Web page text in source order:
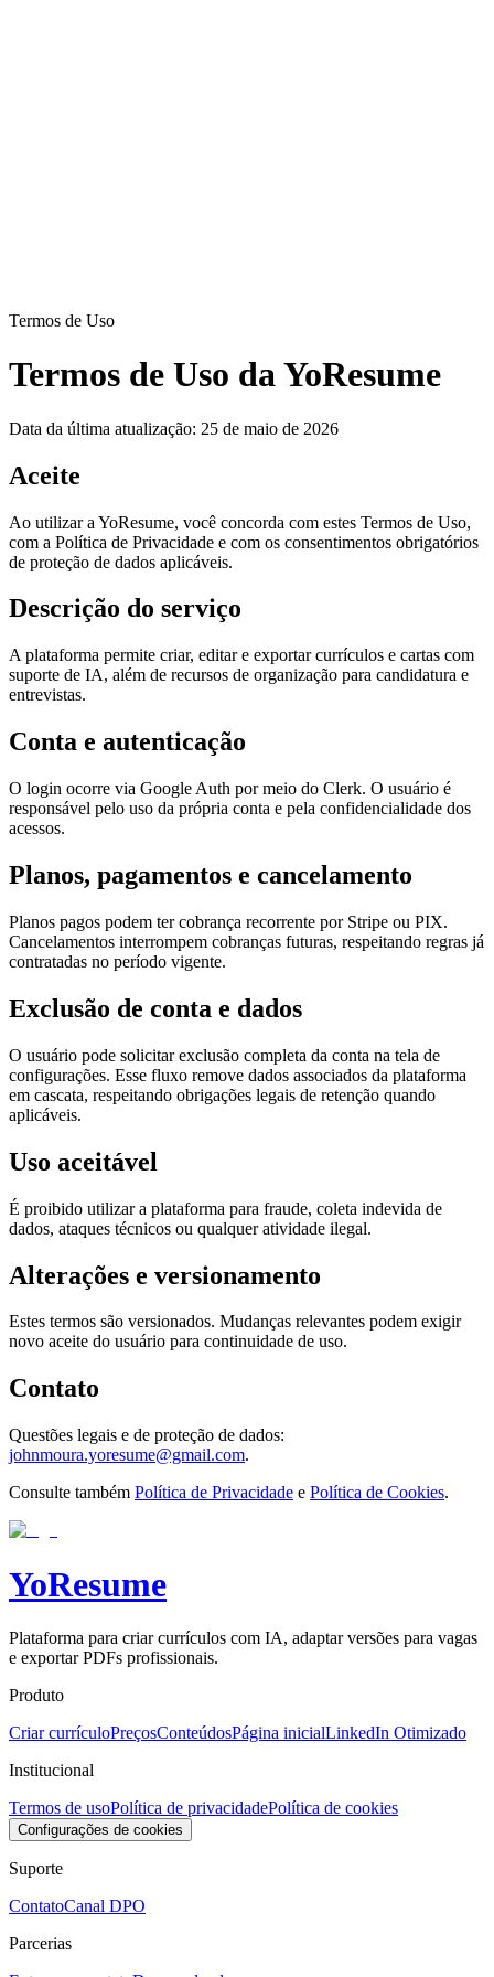
Termos de Uso
Termos de Uso da YoResume
Data da última atualização: 25 de maio de 2026
Aceite
Ao utilizar a YoResume, você concorda com estes Termos de Uso,
com a Política de Privacidade e com os consentimentos obrigatórios
de proteção de dados aplicáveis.
Descrição do serviço
A plataforma permite criar, editar e exportar currículos e cartas com
suporte de IA, além de recursos de organização para candidatura e
entrevistas.
Conta e autenticação
O login ocorre via Google Auth por meio do Clerk. O usuário é
responsável pelo uso da própria conta e pela confidencialidade dos
acessos.
Planos, pagamentos e cancelamento
Planos pagos podem ter cobrança recorrente por Stripe ou PIX.
Cancelamentos interrompem cobranças futuras, respeitando regras já
contratadas no período vigente.
Exclusão de conta e dados
O usuário pode solicitar exclusão completa da conta na tela de
configurações. Esse fluxo remove dados associados da plataforma
em cascata, respeitando obrigações legais de retenção quando
aplicáveis.
Uso aceitável
É proibido utilizar a plataforma para fraude, coleta indevida de
dados, ataques técnicos ou qualquer atividade ilegal.
Alterações e versionamento
Estes termos são versionados. Mudanças relevantes podem exigir
novo aceite do usuário para continuidade de uso.
Contato
Questões legais e de proteção de dados:
johnmoura.yoresume@gmail.com.
Consulte também Política de Privacidade e Política de Cookies.
YoResume
Plataforma para criar currículos com IA, adaptar versões para vagas
e exportar PDFs profissionais.
Produto
Criar currículoPreçosConteúdosPágina inicialLinkedIn Otimizado
Institucional
Termos de usoPolítica de privacidadePolítica de cookies
Configurações de cookies
Suporte
ContatoCanal DPO
Parcerias